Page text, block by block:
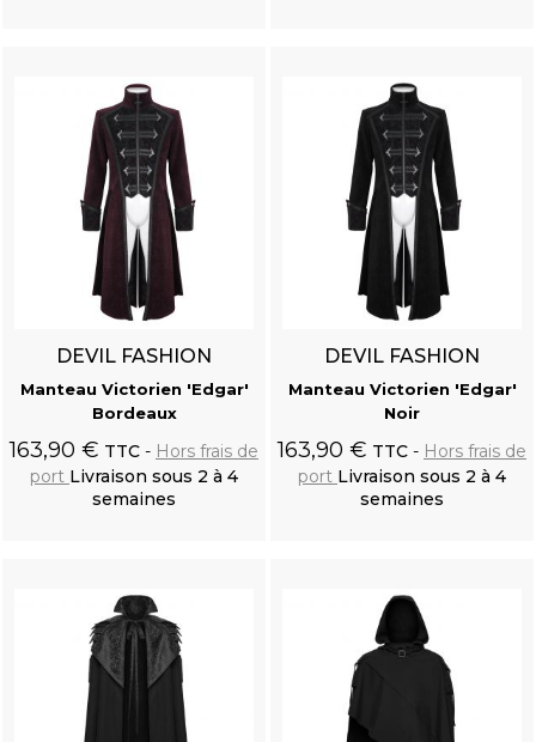
DEVIL FASHION
Manteau Victorien 'Edgar'
Bordeaux
163,90 € TTC
Hors frais de
port Livraison sous 2 à 4
semaines
DEVIL FASHION
Manteau Victorien 'Edgar'
Noir
163,90 € TTC
Hors frais de
port Livraison sous 2 à 4
semaines